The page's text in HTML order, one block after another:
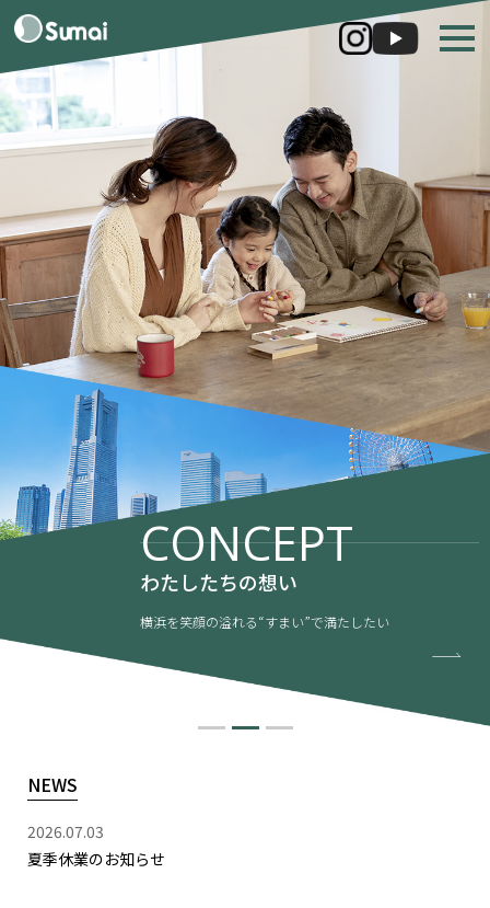
CONCEPT
わたしたちの想い
横浜を笑顔の溢れる“すまい”で満たしたい
NEWS
2026.07.03
夏季休業のお知らせ